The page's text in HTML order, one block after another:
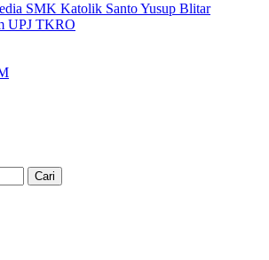
SMK Katolik Santo Yusup Blitar
UPJ TKRO